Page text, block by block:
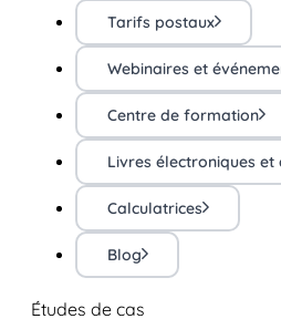
Tarifs postaux
Webinaires et
Centre de formation
Livres électroniques et
Calculatrices
Blog
Études de cas